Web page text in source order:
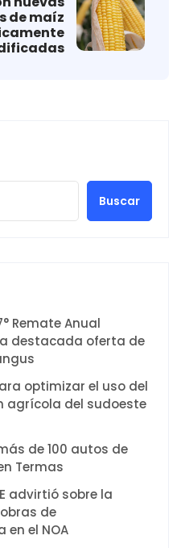
de maíz
Buscar
Remate Anual
destacada oferta de
optimizar el uso del
agrícola del sudoeste
de 100 autos de
Termas
advirtió sobre la
de
el NOA